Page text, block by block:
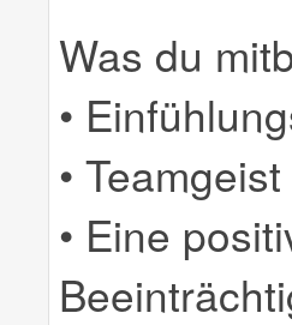
Was du
•
•
• Eine